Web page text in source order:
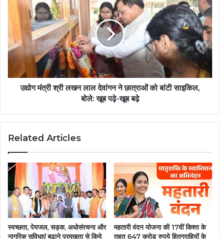
उद्योग मंत्री श्री लखन लाल देवांगन ने छात्राओं को बांटी साइकिल,
बोले: खूब पढ़े-खूब बढ़े
Related Articles
स्वच्छता, पेयजल, सड़क, अधोसंरचना और
नागरिक सुविधाएं बढ़ाने प्रमुखता से किये
महतारी वंदन योजना की 17वीं किश्त के
तहत 647 करोड़ रुपये हितग्राहियों के